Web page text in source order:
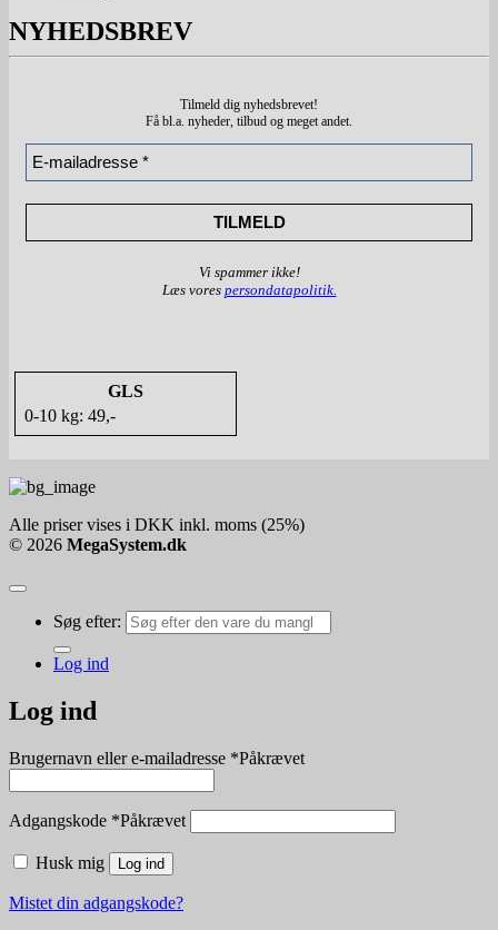
NYHEDSBREV
Tilmeld dig nyhedsbrevet!
Få bl.a. nyheder, tilbud og meget andet.
Vi spammer ikke!
Læs vores persondatapolitik.
GLS
0-10 kg: 49,-
Alle priser vises i DKK inkl. moms (25%)
© 2026 MegaSystem.dk
Søg efter:
Log ind
Log ind
Brugernavn eller e-mailadresse *Påkrævet
Adgangskode *Påkrævet
Husk mig Log ind
Mistet din adgangskode?